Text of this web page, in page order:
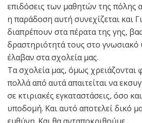
επιδόσεις των μαθητών της πόλης
η παράδοση αυτή συνεχίζεται και
διαπρέπουν στα πέρατα της γης,
δραστηριότητά τους στο
έλαβαν στα σχολεία μας.
Τα σχολεία μας, όμως χρειάζονται
πολλά από αυτά απαιτείται να
σε κτιριακές εγκαταστάσεις, όσο
υποδομή. Και αυτό αποτελεί δικό